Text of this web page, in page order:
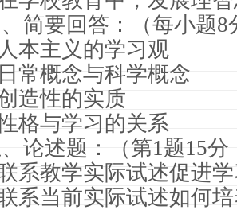
、简要回答：（每小题8
人本主义的学习观
日常概念与科学概念
造性的实质
格与学习的关系
论述题：（第1题15分
系教学实际试述促进
系当前实际试述如何